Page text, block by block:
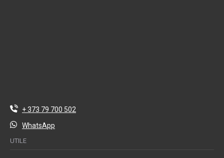
+ 373 79 700 502
WhatsApp
UTILE